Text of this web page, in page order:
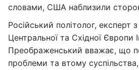
словами, США наблизили
Російський політолог, експерт
Центральної та Східної Європи
Преображенський вважає, що
проблеми та втому